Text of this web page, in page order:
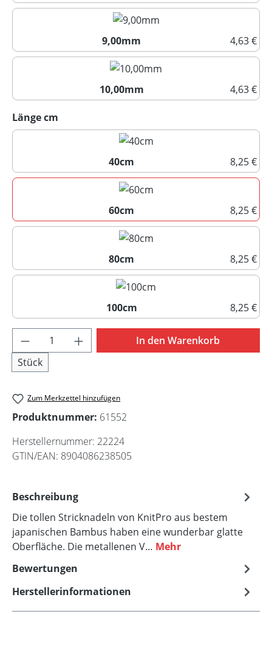
8,00mm
9,00mm
4,63 €
9,00mm
10,00mm
4,63 €
Länge cm
40cm
8,25 €
40cm
60cm
8,25 €
60cm
80cm
8,25 €
80cm
100cm
8,25 €
100cm
Produkt Anzahl: Gib den gewünschten
Stück
In den Warenkorb
Zum Merkzettel hinzufügen
Produktnummer: 61552
Herstellernummer: 22224
GTIN/EAN: 8904086238505
Beschreibung
Die tollen Stricknadeln von KnitPro aus bestem
japanischen Bambus haben eine wunderbar glatte
Oberfläche. Die metallenen V… Mehr
Bewertungen
Herstellerinformationen